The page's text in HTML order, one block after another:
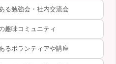
る勉強会・社内交流会
趣味コミュニティ
るボランティアや講座